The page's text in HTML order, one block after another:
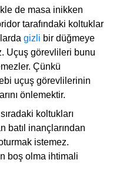
de masa inikken
tarafındaki koltuklar
gizli bir düğmeye
Uçuş görevlileri bunu
Çünkü
uçuş görevlilerinin
önlemektir.
koltukları
batıl inançlarından
istemez.
boş olma ihtimali